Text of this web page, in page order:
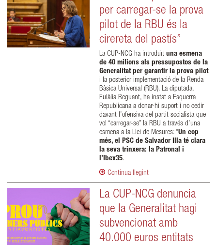
per carregar-se la prova
pilot de la RBU és la
cirereta del pastís”
La CUP-NCG ha introduït una esmena
de 40 milions als pressupostos de la
Generalitat per garantir la prova pilot
i la posterior implementació de la Renda
Bàsica Universal (RBU). La diputada,
Eulàlia Reguant, ha instat a Esquerra
Republicana a donar-hi suport i no cedir
davant l’ofensiva del partit socialista que
vol “carregar-se” la RBU a través d’una
esmena a la Llei de Mesures: “Un cop
més, el PSC de Salvador Illa té clara
la seva trinxera: la Patronal i
l’Ibex35.
Continua llegint
La CUP-NCG denuncia
que la Generalitat hagi
subvencionat amb
40.000 euros entitats